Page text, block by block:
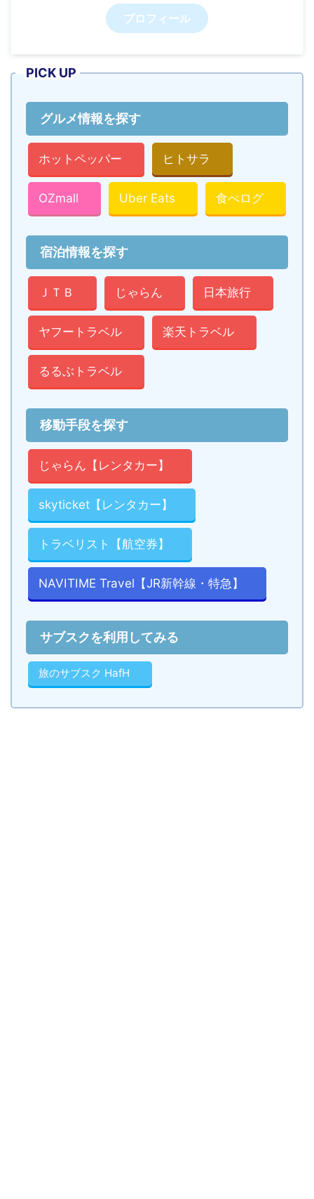
プロフィール
PICK UP
グルメ情報を探す
ホットペッパー ヒトサラ
OZmall Uber Eats 食べログ
宿泊情報を探す
ＪＴＢ じゃらん 日本旅行
ヤフートラベル 楽天トラベル
るるぶトラベル
移動手段を探す
じゃらん【レンタカー】
skyticket【レンタカー】
トラベリスト【航空券】
NAVITIME Travel【JR新幹線・特急】
サブスクを利用してみる
旅のサブスク HafH